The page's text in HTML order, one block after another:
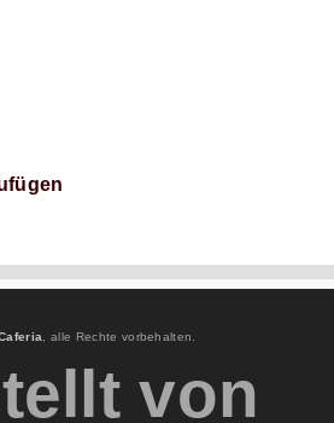
, alle Rechte vorbehalten.
von